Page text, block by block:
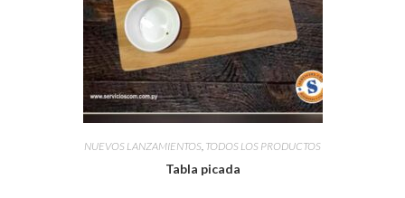
NUEVOS LANZAMIENTOS, TODOS LOS PRODUCTOS
Tabla picada